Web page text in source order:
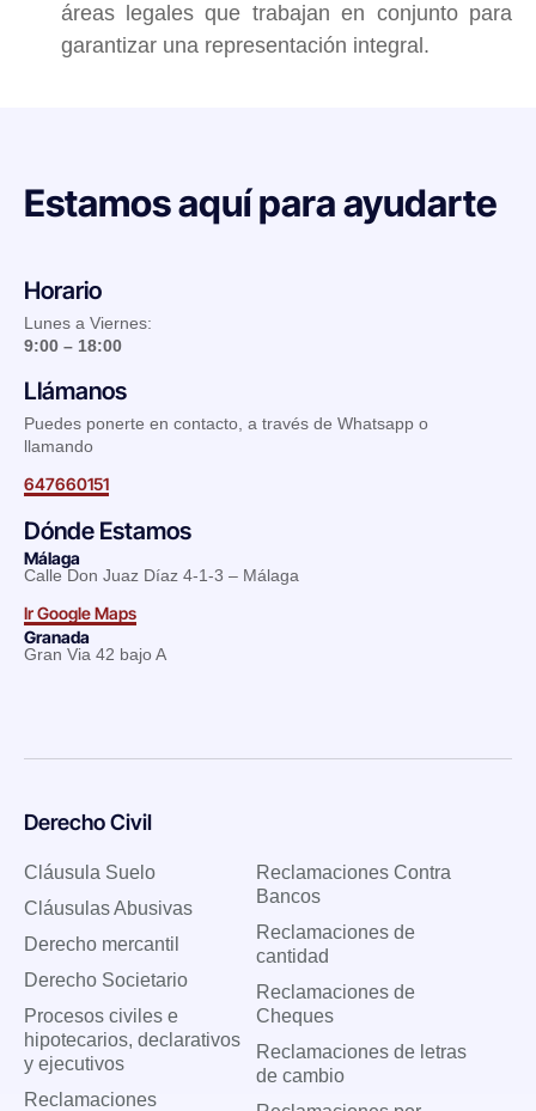
áreas legales que trabajan en conjunto para
garantizar una representación integral.
Estamos aquí para ayudarte
Horario
Lunes a Viernes:
9:00 – 18:00
Llámanos
Puedes ponerte en contacto, a través de Whatsapp o
llamando
647660151
Dónde Estamos
Málaga
Calle Don Juaz Díaz 4-1-3 – Málaga
Ir Google Maps
Granada
Gran Via 42 bajo A
Derecho Civil
Cláusula Suelo
Cláusulas Abusivas
Derecho mercantil
Derecho Societario
Procesos civiles e
hipotecarios, declarativos
y ejecutivos
Reclamaciones
Reclamaciones Contra
Bancos
Reclamaciones de
cantidad
Reclamaciones de
Cheques
Reclamaciones de letras
de cambio